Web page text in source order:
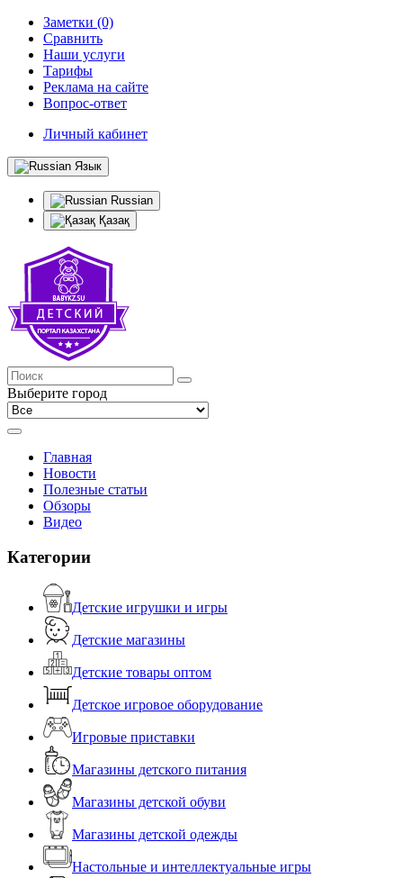
Заметки (0)
Сравнить
Наши услуги
Тарифы
Реклама на сайте
Вопрос-ответ
Личный кабинет
Язык
Russian
Қазақ
Выберите город
Главная
Новости
Полезные статьи
Обзоры
Видео
Категории
Детские игрушки и игры
Детские магазины
Детские товары оптом
Детское игровое оборудование
Игровые приставки
Магазины детского питания
Магазины детской обуви
Магазины детской одежды
Настольные и интеллектуальные игры